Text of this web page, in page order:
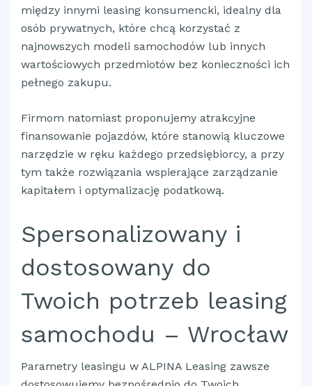
między innymi leasing konsumencki, idealny dla
osób prywatnych, które chcą korzystać z
najnowszych modeli samochodów lub innych
wartościowych przedmiotów bez konieczności ich
pełnego zakupu.
Firmom natomiast proponujemy atrakcyjne
finansowanie pojazdów, które stanowią kluczowe
narzędzie w ręku każdego przedsiębiorcy, a przy
tym także rozwiązania wspierające zarządzanie
kapitałem i optymalizację podatkową.
Spersonalizowany i
dostosowany do
Twoich potrzeb leasing
samochodu – Wrocław
Parametry leasingu w ALPINA Leasing zawsze